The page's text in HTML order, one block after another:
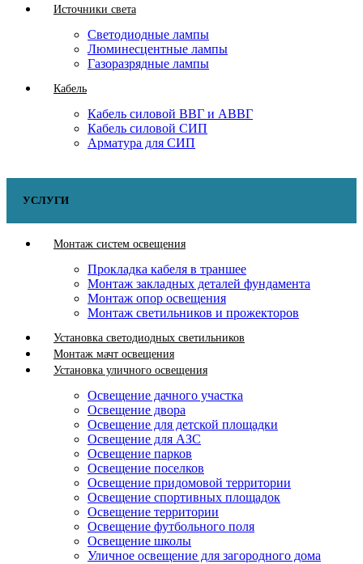
Источники света
Светодиодные лампы
Люминесцентные лампы
Газоразрядные лампы
Кабель
Кабель силовой ВВГ и АВВГ
Кабель силовой СИП
Арматура для СИП
УСЛУГИ
Монтаж систем освещения
Прокладка кабеля в траншее
Монтаж закладных деталей фундамента
Монтаж опор освещения
Монтаж светильников и прожекторов
Установка светодиодных светильников
Монтаж мачт освещения
Установка уличного освещения
Освещение дачного участка
Освещение двора
Освещение для детской площадки
Освещение для АЗС
Освещение парков
Освещение поселков
Освещение придомовой территории
Освещение спортивных площадок
Освещение территории
Освещение футбольного поля
Освещение школы
Уличное освещение для загородного дома